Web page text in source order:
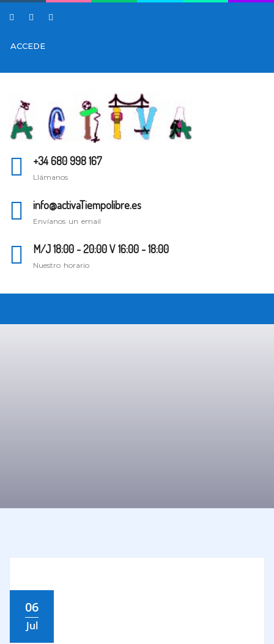
ACCEDE
+34 680 998 167
Llámanos
info@activaTiempolibre.es
Envíanos un email
M/J 18:00 - 20:00 V 16:00 - 18:00
Nuestro horario
06
Jul